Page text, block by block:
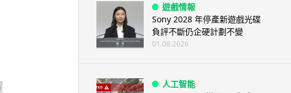
遊戲情報
Sony 2028 年停產新遊戲光碟
負評不斷仍企硬計劃不變
01.08.2026
人工智能